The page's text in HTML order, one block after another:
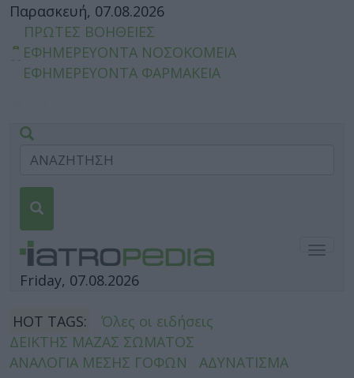
Παρασκευή, 07.08.2026
ΠΡΩΤΕΣ ΒΟΗΘΕΙΕΣ
ΕΦΗΜΕΡΕΥΟΝΤΑ ΝΟΣΟΚΟΜΕΙΑ
ΕΦΗΜΕΡΕΥΟΝΤΑ ΦΑΡΜΑΚΕΙΑ
Friday, 07.08.2026
HOT TAGS:
Όλες οι ειδήσεις
ΔΕΙΚΤΗΣ ΜΑΖΑΣ ΣΩΜΑΤΟΣ
ΑΝΑΛΟΓΙΑ ΜΕΣΗΣ ΓΟΦΩΝ
ΑΔΥΝΑΤΙΣΜΑ